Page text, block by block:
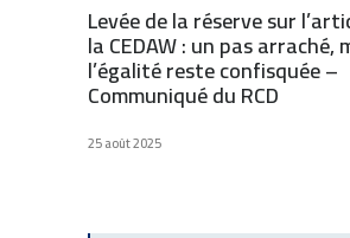
Levée de la réserve sur
la CEDAW : un pas arraché,
l’égalité reste confisquée –
Communiqué du RCD
25 août 2025